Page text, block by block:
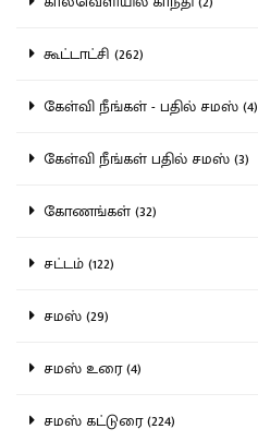
கூட்டாட்சி (262)
கேள்வி நீங்கள் - பதில் சமஸ் (4)
கேள்வி நீங்கள் பதில் சமஸ் (3)
கோணங்கள் (32)
சட்டம் (122)
சமஸ் (29)
சமஸ் உரை (4)
சமஸ் கட்டுரை (224)